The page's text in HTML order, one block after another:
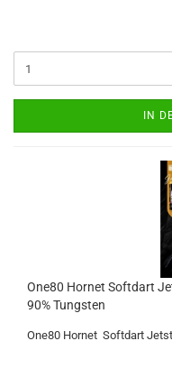
IN
One80 Hor­net Softdart
90% Tungs­ten
One80 Hor­net Softdart